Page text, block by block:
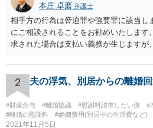
本庄 卓磨 弁護士
相手方の行為は脅迫罪や強要罪に該当し
にご相談されることをお勧めいたします
求された場合は支払い義務が生じますが
2 夫の浮気、別居からの離婚
#財産分与 #離婚協議 #慰謝料請求したい側
#離婚の慰謝料
#婚姻費用(別居中の生活費など)
2021年11月5日